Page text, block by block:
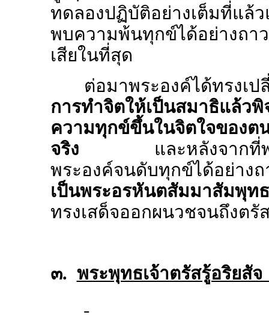
ทดลองปฏิบัติอย่างเต็มที่แล้
พบความพ้นทุกข์ได้อย่างถา
เสียในที่สุด
ต่อมาพระองค์ได้ทรงเ
การทำจิตให้เป็นสมาธิแล้ว
ความทุกข์ขึ้นในจิตใจของต
จริง และหลังจากที่พระ
พระองค์จนดับทุกข์ได้อย่าง
เป็นพระอรหันตสัมมาสัมพุ
ทรงเสด็จออกผนวชจนถึงต
๓. พระพุทธเจ้าตรัสรู้อริยสั